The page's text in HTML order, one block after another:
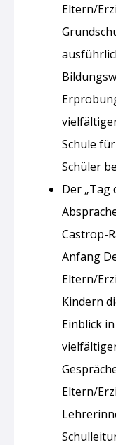
Eltern/
Schule
Schüler
Der „Tag
Castrop-
Anfang
Eltern/
Kindern
Einblick
Eltern/